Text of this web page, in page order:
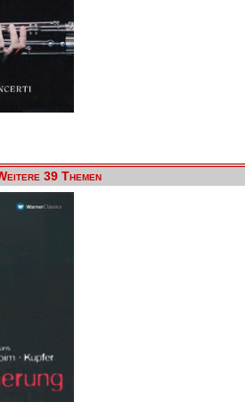
39 Themen